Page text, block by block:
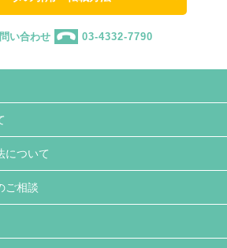
い合わせ 03-4332-7790
について
ご相談